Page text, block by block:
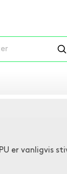
er vanligvis